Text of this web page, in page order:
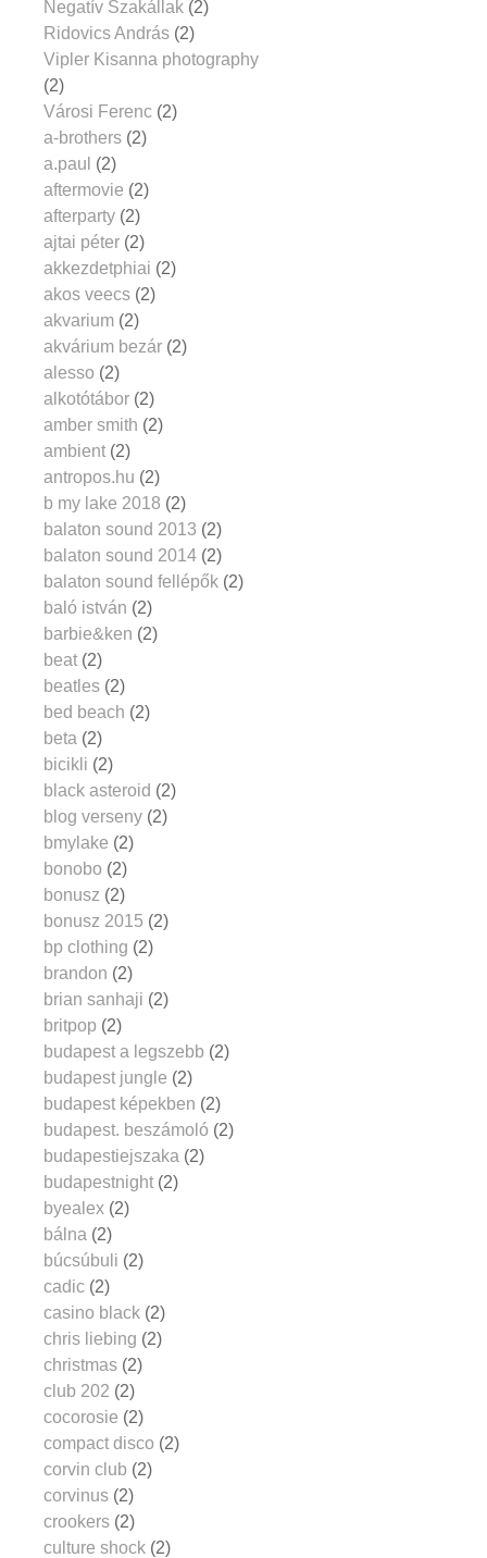
Negatív Szakállak (2)
Ridovics András (2)
Vipler Kisanna photography
(2)
Városi Ferenc (2)
a-brothers (2)
a.paul (2)
aftermovie (2)
afterparty (2)
ajtai péter (2)
akkezdetphiai (2)
akos veecs (2)
akvarium (2)
akvárium bezár (2)
alesso (2)
alkotótábor (2)
amber smith (2)
ambient (2)
antropos.hu (2)
b my lake 2018 (2)
balaton sound 2013 (2)
balaton sound 2014 (2)
balaton sound fellépők (2)
baló istván (2)
barbie&ken (2)
beat (2)
beatles (2)
bed beach (2)
beta (2)
bicikli (2)
black asteroid (2)
blog verseny (2)
bmylake (2)
bonobo (2)
bonusz (2)
bonusz 2015 (2)
bp clothing (2)
brandon (2)
brian sanhaji (2)
britpop (2)
budapest a legszebb (2)
budapest jungle (2)
budapest képekben (2)
budapest. beszámoló (2)
budapestiejszaka (2)
budapestnight (2)
byealex (2)
bálna (2)
búcsúbuli (2)
cadic (2)
casino black (2)
chris liebing (2)
christmas (2)
club 202 (2)
cocorosie (2)
compact disco (2)
corvin club (2)
corvinus (2)
crookers (2)
culture shock (2)